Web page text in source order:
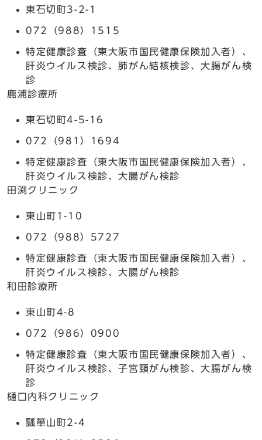
東石切町3-2-1
072（988）1515
特定健康診査（東大阪市国民健康保険加入者）、
肝炎ウイルス検診、肺がん結核検診、大腸がん検
診
鹿浦診療所
東石切町4-5-16
072（981）1694
特定健康診査（東大阪市国民健康保険加入者）、
肝炎ウイルス検診、大腸がん検診
田渕クリニック
東山町1-10
072（988）5727
特定健康診査（東大阪市国民健康保険加入者）、
肝炎ウイルス検診、大腸がん検診
和田診療所
東山町4-8
072（986）0900
特定健康診査（東大阪市国民健康保険加入者）、
肝炎ウイルス検診、子宮頸がん検診、大腸がん検
診
樋口内科クリニック
瓢箪山町2-4